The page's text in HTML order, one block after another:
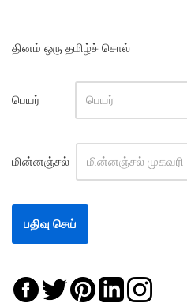
தினம் ஒரு தமிழ்ச் சொல்
பெயர்
மின்னஞ்சல்